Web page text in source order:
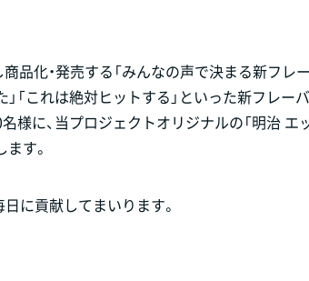
品化・発売する「みんなの声で決まる新フレ
「これは絶対ヒットする」といった新フレー
様に、当プロジェクトオリジナルの「明治 エ
す。
に貢献してまいります。